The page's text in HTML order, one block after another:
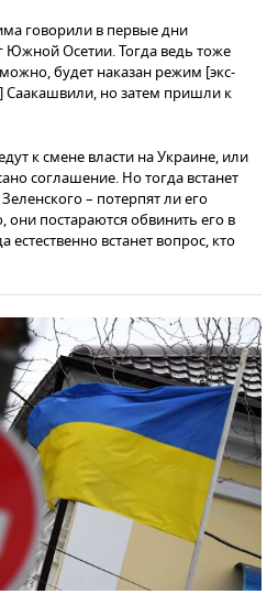
говорили в первые дни
Южной Осетии. Тогда ведь тоже
будет наказан режим [экс-
Саакашвили, но затем пришли к
к смене власти на Украине, или
соглашение. Но тогда встанет
– потерпят ли его
они постараются обвинить его в
естественно встанет вопрос, кто